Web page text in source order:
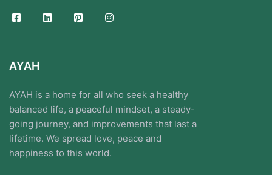
AYAH
AYAH is a home for all who seek a healthy
balanced life, a peaceful mindset, a steady-
going journey, and improvements that last a
lifetime. We spread love, peace and
happiness to this world.